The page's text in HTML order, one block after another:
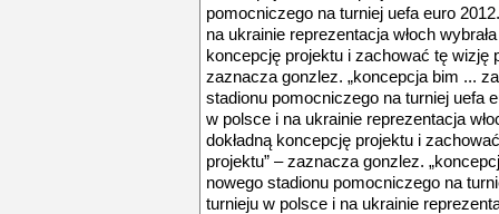
pomocniczego na turniej uefa euro
na ukrainie reprezentacja włoch
koncepcję projektu i zachować tę wizję
zaznacza gonzlez. „koncepcja bim ...
stadionu pomocniczego na turniej uefa
w polsce i na ukrainie reprezentacja
dokładną koncepcję projektu i
projektu” – zaznacza gonzlez.
nowego stadionu pomocniczego na
turnieju w polsce i na ukrainie